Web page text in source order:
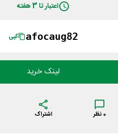
اعتبار تا 3 هفته
afocaug82 کپی
لینک خرید
0 نظر اشتراک